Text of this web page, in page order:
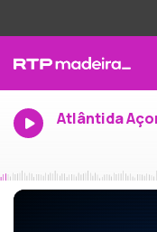
Atlântida